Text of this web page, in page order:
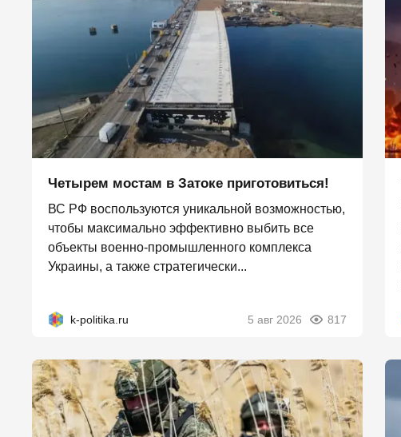
Четырем мостам в Затоке приготовиться!
ВС РФ воспользуются уникальной возможностью,
чтобы максимально эффективно выбить все
объекты военно-промышленного комплекса
Украины, а также стратегически...
k-politika.ru 5 авг 2026 817